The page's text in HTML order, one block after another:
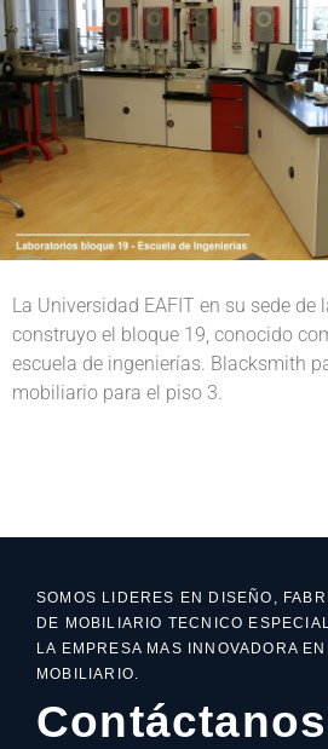
La Universidad EAFIT en su sede de
construyo el bloque 19, conocido
escuela de ingenierías. Blacksmith
mobiliario para el piso 3.
SOMOS LIDERES EN DISEÑO,
DE MOBILIARIO TECNICO
LA EMPRESA MAS INNOVADORA
MOBILIARIO.